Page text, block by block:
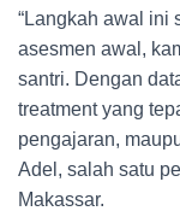
“Langkah awal ini
asesmen awal,
santri. Dengan
treatment yang
pengajaran,
Adel, salah satu
Makassar.